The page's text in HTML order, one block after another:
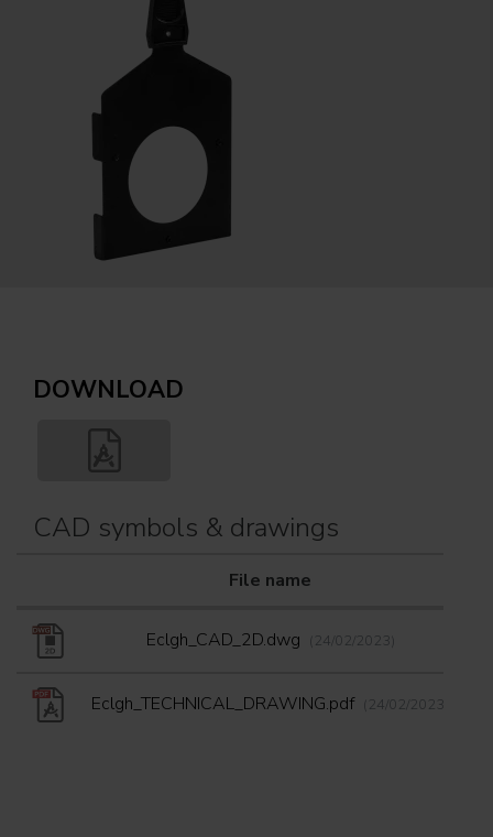
DOWNLOAD
CAD symbols & drawings
File name
Eclgh_CAD_2D.dwg (24/02/2023)
Eclgh_TECHNICAL_DRAWING.pdf (24/02/2023)